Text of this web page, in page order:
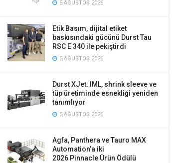
5 AĞUSTOS 2026
Etik Basım, dijital etiket
baskısındaki gücünü Durst Tau
RSC E 340 ile pekiştirdi
5 AĞUSTOS 2026
Durst XJet: IML, shrink sleeve ve
tüp üretiminde esnekliği yeniden
tanımlıyor
5 AĞUSTOS 2026
Agfa, Panthera ve Tauro MAX
Automation’a iki
2026 Pinnacle Ürün Ödülü